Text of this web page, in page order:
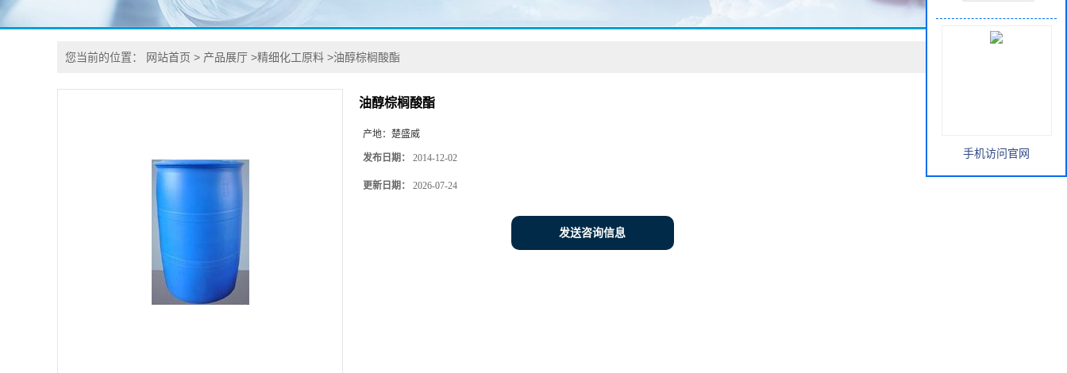
您当前的位置： 网站首页 > 产品展厅 >精细化工原料 >油醇棕榈酸酯
油醇棕榈酸酯
产地： 楚盛威
发布日期： 2014-12-02
更新日期： 2026-07-24
发送咨询信息
手机访问官网